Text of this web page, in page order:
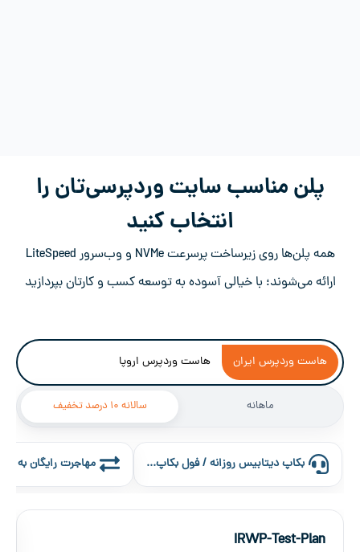
پلن مناسب سایت وردپرسی‌تان را
انتخاب کنید
همه پلن‌ها روی زیرساخت پرسرعت NVMe و وب‌سرور LiteSpeed
ارائه می‌شوند؛ با خیالی آسوده به توسعه کسب و کارتان بپردازید
هاست وردپرس ایران هاست وردپرس اروپا
ماهانه سالانه ۱۰ درصد تخفیف
بکاپ دیتابیس روزانه / فول بکاپ هفتگی مهاجرت رایگان به
IRWP-Test-Plan